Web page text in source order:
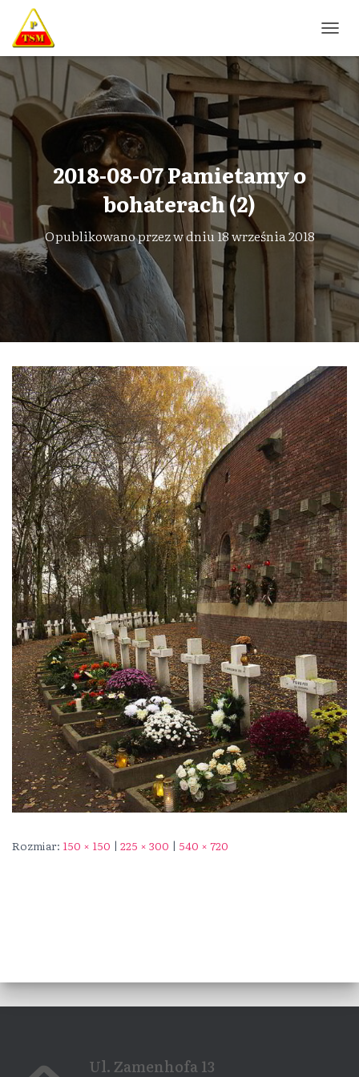
R
Z
Ł
Ą
C
W
G
A
C
J
Ę
2018-08-07 Pamietamy o
bohaterach (2)
Opublikowano przezw dniu18 września 2018
Rozmiar: 150 × 150 | 225 × 300 | 540 × 720
Ul. Zamenhofa 13